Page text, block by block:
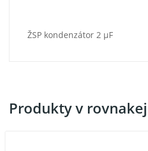
ŽSP kondenzátor 2 µF
Produkty v